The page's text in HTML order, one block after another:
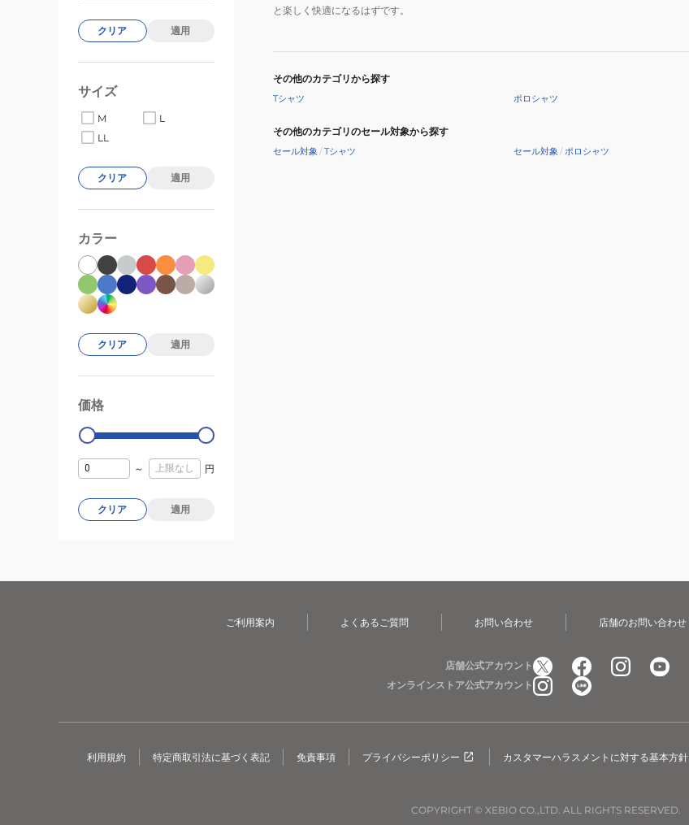
と楽しく快適になるはずです。
その他のカテゴリから探す
Tシャツ ポロシャツ
その他のカテゴリのセール対象から探す
セール対象 /Tシャツ セール対象 /ポロシャツ
クリア 適用
サイズ
M
L
LL
クリア 適用
カラー
クリア 適用
価格
0
～ 円
クリア 適用
ご利用案内 よくあるご質問 お問い合わせ 店舗のお問い合わせ
店舗公式アカウント
オンラインストア公式アカウント
利用規約 特定商取引法に基づく表記 免責事項 プライバシーポリシー カスタマーハラスメントに対する基本方針
COPYRIGHT © XEBIO CO.,LTD. ALL RIGHTS RESERVED.